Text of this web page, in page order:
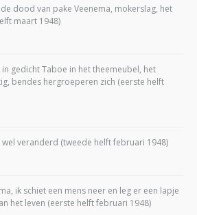
dood van pake Veenema, mokerslag, het
maart 1948)
gedicht Taboe in het theemeubel, het
bendes hergroeperen zich (eerste helft
wel veranderd (tweede helft februari 1948)
ik schiet een mens neer en leg er een lapje
het leven (eerste helft februari 1948)